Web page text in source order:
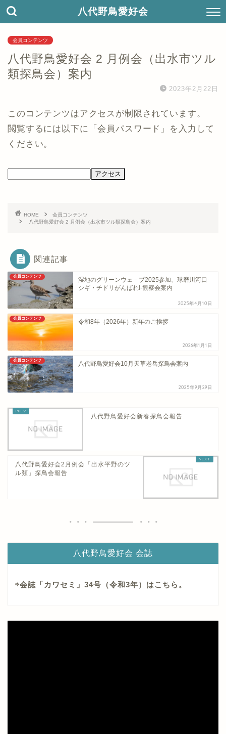
八代野鳥愛好会
会員コンテンツ
八代野鳥愛好会 2 月例会（出水市ツル
類探鳥会）案内
2023年2月22日
このコンテンツはアクセスが制限されています。
閲覧するには以下に「会員パスワード」を入力して
ください。
HOME
会員コンテンツ
八代野鳥愛好会 2 月例会（出水市ツル類探鳥会）案内
関連記事
会員コンテンツ
湿地のグリーンウェ－ブ2025参加、球磨川河口-
シギ・チドリがんばれ!-観察会案内
2025年4月10日
会員コンテンツ 令和8年（2026年）新年のご挨拶
2026年1月1日
会員コンテンツ 八代野鳥愛好会10月天草老岳探鳥会案内
2025年9月29日
八代野鳥愛好会新春探鳥会報告
八代野鳥愛好会2月例会「出水平野のツ
ル類」探鳥会報告
八代野鳥愛好会 会誌
⇨会誌「カワセミ」34号（令和3年）はこちら。